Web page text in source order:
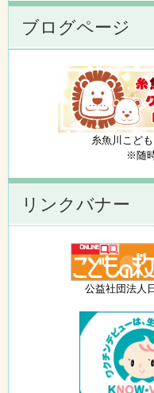
ブログページ
糸魚川こど
※随
リンクバナー
公益社団法人